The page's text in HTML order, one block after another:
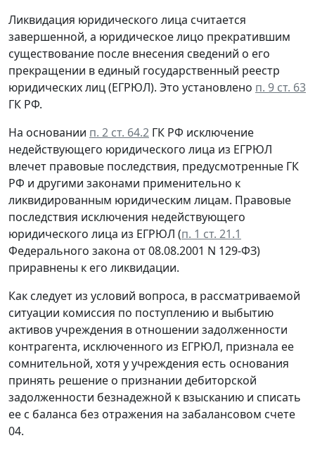
Ликвидация юридического лица считается
завершенной, а юридическое лицо прекратившим
существование после внесения сведений о его
прекращении в единый государственный реестр
юридических лиц (ЕГРЮЛ). Это установлено п. 9 ст. 63
ГК РФ.
На основании п. 2 ст. 64.2 ГК РФ исключение
недействующего юридического лица из ЕГРЮЛ
влечет правовые последствия, предусмотренные ГК
РФ и другими законами применительно к
ликвидированным юридическим лицам. Правовые
последствия исключения недействующего
юридического лица из ЕГРЮЛ (п. 1 ст. 21.1
Федерального закона от 08.08.2001 N 129-ФЗ)
приравнены к его ликвидации.
Как следует из условий вопроса, в рассматриваемой
ситуации комиссия по поступлению и выбытию
активов учреждения в отношении задолженности
контрагента, исключенного из ЕГРЮЛ, признала ее
сомнительной, хотя у учреждения есть основания
принять решение о признании дебиторской
задолженности безнадежной к взысканию и списать
ее с баланса без отражения на забалансовом счете
04.